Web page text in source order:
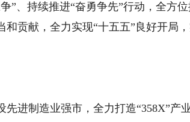
”、持续推进“奋勇争先”行动，全方
贡献，全力实现“十五五”良好开局
进制造业强市，全力打造“358X”产